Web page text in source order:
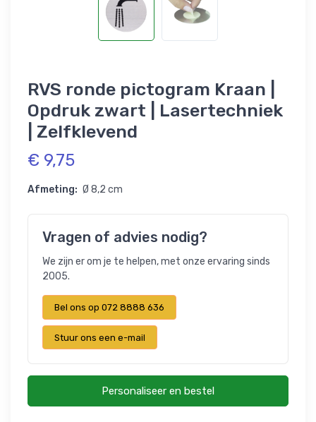
RVS ronde pictogram Kraan |
Opdruk zwart | Lasertechniek
| Zelfklevend
€ 9,75
Afmeting: Ø 8,2 cm
Vragen of advies nodig?
We zijn er om je te helpen, met onze ervaring sinds
2005.
Bel ons op 072 8888 636
Stuur ons een e-mail
Personaliseer en bestel